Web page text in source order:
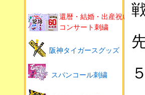
還暦・結婚・出産祝い
コンサート刺繍
阪神タイガースグッズ
スパンコール刺繍